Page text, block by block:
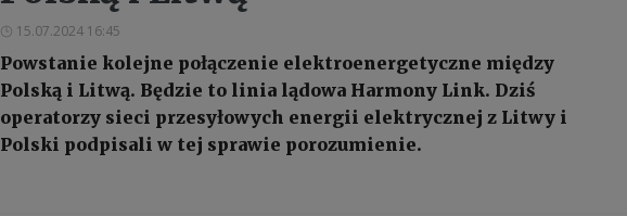
15.07.2024 16:45
Powstanie kolejne połączenie elektroenergetyczne między
Polską i Litwą. Będzie to linia lądowa Harmony Link. Dziś
operatorzy sieci przesyłowych energii elektrycznej z Litwy i
Polski podpisali w tej sprawie porozumienie.